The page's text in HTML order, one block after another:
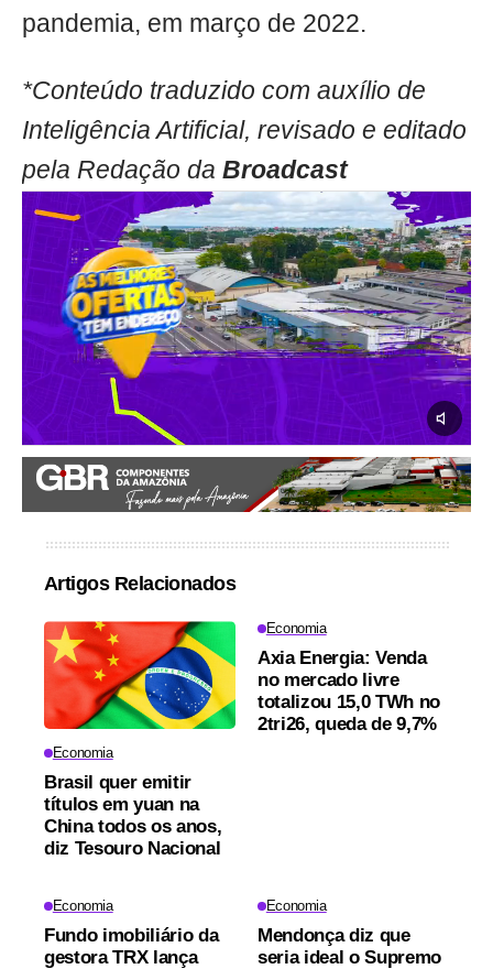
pandemia, em março de 2022.
*Conteúdo traduzido com auxílio de
Inteligência Artificial, revisado e editado
pela Redação da Broadcast
Artigos Relacionados
Economia
Brasil quer emitir
títulos em yuan na
China todos os anos,
diz Tesouro Nacional
Economia
Axia Energia: Venda
no mercado livre
totalizou 15,0 TWh no
2tri26, queda de 9,7%
Economia
Fundo imobiliário da
gestora TRX lança
Economia
Mendonça diz que
seria ideal o Supremo